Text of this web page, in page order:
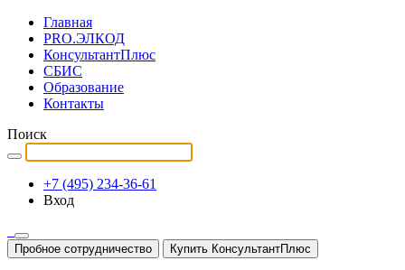
Главная
PRO.ЭЛКОД
КонсультантПлюс
СБИС
Образование
Контакты
Поиск
+7 (495) 234-36-61
Вход
Пробное сотрудничество Купить КонсультантПлюс